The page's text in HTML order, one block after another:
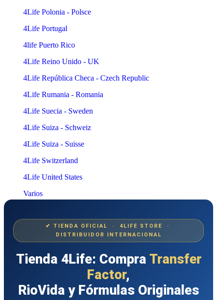
4Life Polonia - Polsce
4Life Portugal
4life Puerto Rico
4Life Reino Unido - UK
4Life República Checa - Czech Republic
4Life Rumania - Romania
4Life Suecia - Sweden
4Life Suiza - Schweiz
4Life Suiza - Suisse
4Life Switzerland
4Life United States
Varios
✔ TIENDA OFICIAL · 4LIFE STORE ·
DISTRIBUIDOR INTERNACIONAL
Tienda 4Life: Compra Transfer
Factor,
RioVida y Fórmulas Originales